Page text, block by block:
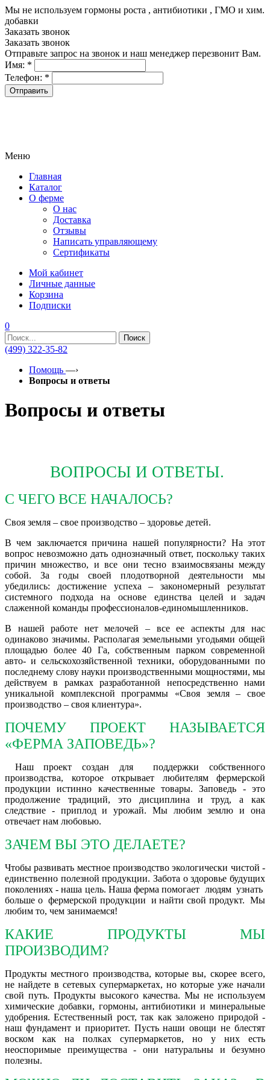
Мы не используем гормоны роста , антибиотики , ГМО и хим.
добавки
Заказать звонок
Заказать звонок
Отправьте запрос на звонок и наш менеджер перезвонит Вам.
Имя: *
Телефон: *
Меню
Главная
Каталог
О ферме
О нас
Доставка
Отзывы
Написать управляющему
Сертификаты
Мой кабинет
Личные данные
Корзина
Подписки
0
Поиск
(499) 322-35-82
Помощь —›
Вопросы и ответы
Вопросы и ответы
ВОПРОСЫ И ОТВЕТЫ.
С ЧЕГО ВСЕ НАЧАЛОСЬ?
Своя земля – свое производство – здоровье детей.
В чем заключается причина нашей популярности? На этот
вопрос невозможно дать однозначный ответ, поскольку таких
причин множество, и все они тесно взаимосвязаны между
собой. За годы своей плодотворной деятельности мы
убедились: достижение успеха – закономерный результат
системного подхода на основе единства целей и задач
слаженной команды профессионалов-единомышленников.
В нашей работе нет мелочей – все ее аспекты для нас
одинаково значимы. Располагая земельными угодьями общей
площадью более 40 Га, собственным парком современной
авто- и сельскохозяйственной техники, оборудованными по
последнему слову науки производственными мощностями, мы
действуем в рамках разработанной непосредственно нами
уникальной комплексной программы «Своя земля – свое
производство – своя клиентура».
ПОЧЕМУ ПРОЕКТ НАЗЫВАЕТСЯ
«ФЕРМА ЗАПОВЕДЬ»?
Наш проект создан для поддержки собственного
производства, которое открывает любителям фермерской
продукции истинно качественные товары. Заповедь - это
продолжение традиций, это дисциплина и труд, а как
следствие - приплод и урожай. Мы любим землю и она
отвечает нам любовью.
ЗАЧЕМ ВЫ ЭТО ДЕЛАЕТЕ?
Чтобы развивать местное производство экологически чистой -
единственно полезной продукции. Забота о здоровье будущих
поколениях - наша цель. Наша ферма помогает людям узнать
больше о фермерской продукции и найти свой продукт. Мы
любим то, чем занимаемся!
КАКИЕ ПРОДУКТЫ МЫ
ПРОИЗВОДИМ?
Продукты местного производства, которые вы, скорее всего,
не найдете в сетевых супермаркетах, но которые уже начали
свой путь. Продукты высокого качества. Мы не используем
химические добавки, гормоны, антибиотики и минеральные
удобрения. Естественный рост, так как заложено природой -
наш фундамент и приоритет. Пусть наши овощи не блестят
воском как на полках супермаркетов, но у них есть
неоспоримые преимущества - они натуральны и безумно
полезны.